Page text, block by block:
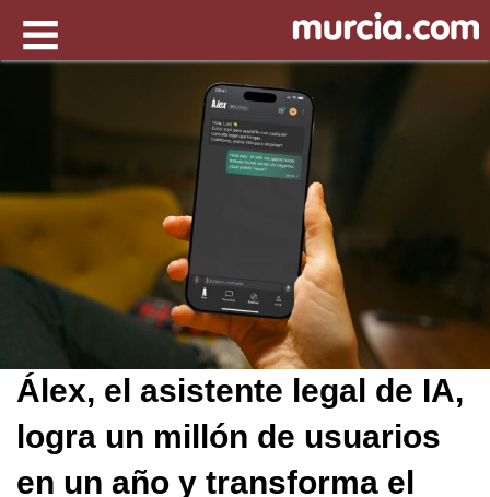
Álex, el asistente legal de IA,
logra un millón de usuarios
en un año y transforma el